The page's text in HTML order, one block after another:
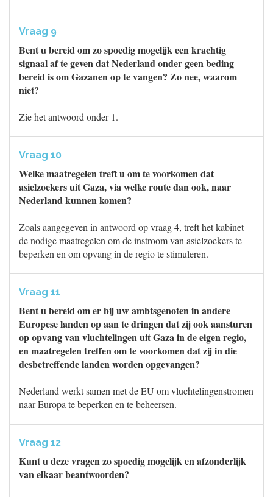
Vraag 9
Bent u bereid om zo spoedig mogelijk een krachtig
signaal af te geven dat Nederland onder geen beding
bereid is om Gazanen op te vangen? Zo nee, waarom
niet?
Zie het antwoord onder 1.
Vraag 10
Welke maatregelen treft u om te voorkomen dat
asielzoekers uit Gaza, via welke route dan ook, naar
Nederland kunnen komen?
Zoals aangegeven in antwoord op vraag 4, treft het kabinet
de nodige maatregelen om de instroom van asielzoekers te
beperken en om opvang in de regio te stimuleren.
Vraag 11
Bent u bereid om er bij uw ambtsgenoten in andere
Europese landen op aan te dringen dat zij ook aansturen
op opvang van vluchtelingen uit Gaza in de eigen regio,
en maatregelen treffen om te voorkomen dat zij in die
desbetreffende landen worden opgevangen?
Nederland werkt samen met de EU om vluchtelingenstromen
naar Europa te beperken en te beheersen.
Vraag 12
Kunt u deze vragen zo spoedig mogelijk en afzonderlijk
van elkaar beantwoorden?